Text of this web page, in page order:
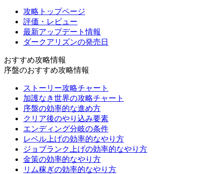
攻略トップページ
評価・レビュー
最新アップデート情報
ダークアリズンの発売日
おすすめ攻略情報
序盤のおすすめ攻略情報
ストーリー攻略チャート
加護なき世界の攻略チャート
序盤の効率的な進め方
クリア後のやり込み要素
エンディング分岐の条件
レベル上げの効率的なやり方
ジョブランク上げの効率的なやり方
金策の効率的なやり方
リム稼ぎの効率的なやり方